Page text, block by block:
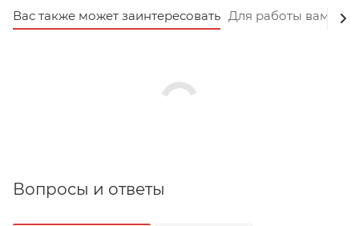
Вас также может заинтересовать Для работы вам
Вопросы и ответы